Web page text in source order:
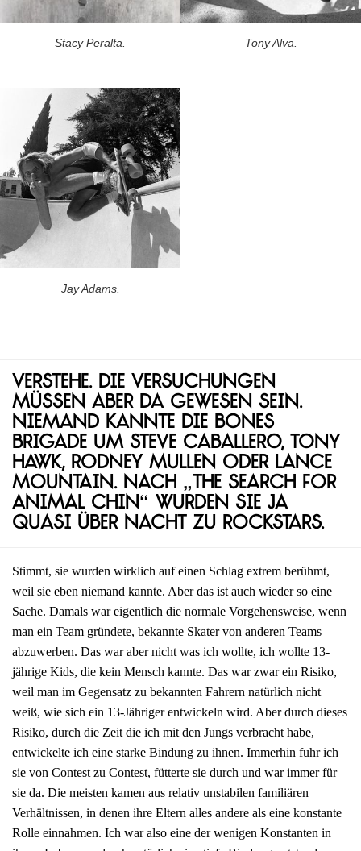
Stacy Peralta. Tony Alva.
Jay Adams.
Verstehe. Die Versuchungen
müssen aber da gewesen sein.
Niemand kannte die Bones
Brigade um Steve Caballero, Tony
Hawk, Rodney Mullen oder Lance
Mountain. Nach „The Search for
Animal Chin“ wurden sie ja
quasi über Nacht zu Rockstars.
Stimmt, sie wurden wirklich auf einen Schlag extrem berühmt,
weil sie eben niemand kannte. Aber das ist auch wieder so eine
Sache. Damals war eigentlich die normale Vorgehensweise, wenn
man ein Team gründete, bekannte Skater von anderen Teams
abzuwerben. Das war aber nicht was ich wollte, ich wollte 13-
jährige Kids, die kein Mensch kannte. Das war zwar ein Risiko,
weil man im Gegensatz zu bekannten Fahrern natürlich nicht
weiß, wie sich ein 13-Jähriger entwickeln wird. Aber durch dieses
Risiko, durch die Zeit die ich mit den Jungs verbracht habe,
entwickelte ich eine starke Bindung zu ihnen. Immerhin fuhr ich
sie von Contest zu Contest, fütterte sie durch und war immer für
sie da. Die meisten kamen aus relativ unstabilen familiären
Verhältnissen, in denen ihre Eltern alles andere als eine konstante
Rolle einnahmen. Ich war also eine der wenigen Konstanten in